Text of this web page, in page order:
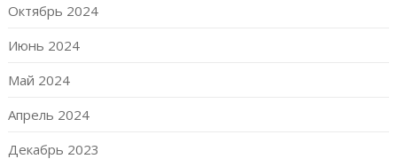
Октябрь 2024
Июнь 2024
Май 2024
Апрель 2024
Декабрь 2023